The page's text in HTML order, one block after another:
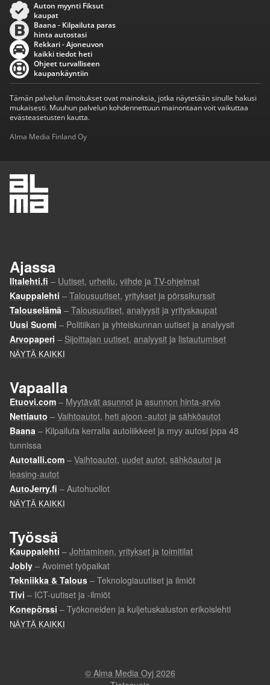
Auton myynti Fiksut
kaupat
Baana - Kilpailuta paras
hinta autostasi
Rekkari - Ajoneuvon
kaikki tiedot heti
Ohjeet turvalliseen
kaupankäyntiin
Tämän palvelun ilmoitukset ovat mainoksia, jotka näytetään sinulle hakusi
mukaisesti. Muuhun palvelun kohdennettuun mainontaan voit vaikuttaa
evästeasetusten kautta.
Alma Media Finland Oy